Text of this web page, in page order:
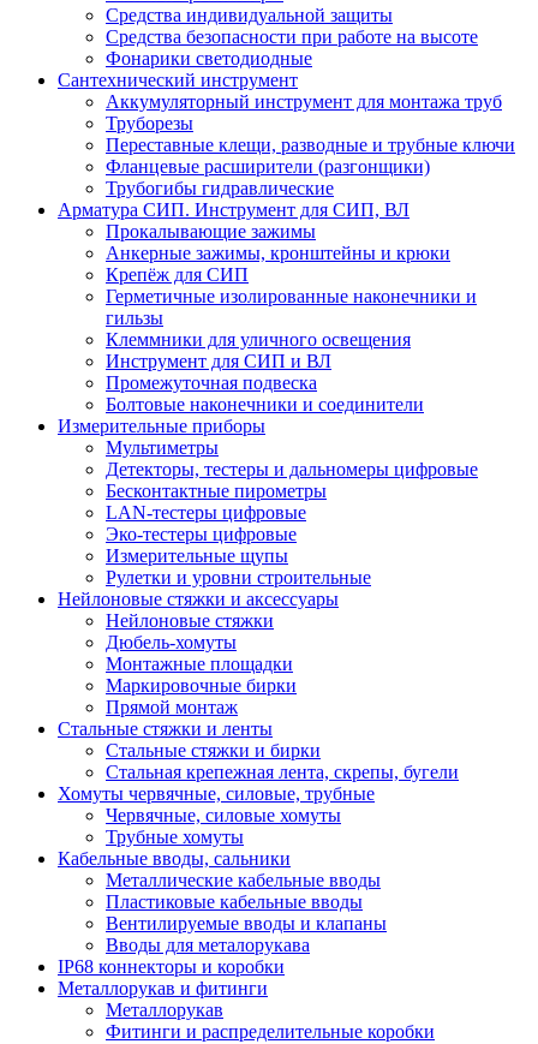
Средства индивидуальной защиты
Средства безопасности при работе на высоте
Фонарики светодиодные
Сантехнический инструмент
Аккумуляторный инструмент для монтажа труб
Труборезы
Переставные клещи, разводные и трубные ключи
Фланцевые расширители (разгонщики)
Трубогибы гидравлические
Арматура СИП. Инструмент для СИП, ВЛ
Прокалывающие зажимы
Анкерные зажимы, кронштейны и крюки
Крепёж для СИП
Герметичные изолированные наконечники и
гильзы
Клеммники для уличного освещения
Инструмент для СИП и ВЛ
Промежуточная подвеска
Болтовые наконечники и соединители
Измерительные приборы
Мультиметры
Детекторы, тестеры и дальномеры цифровые
Бесконтактные пирометры
LAN-тестеры цифровые
Эко-тестеры цифровые
Измерительные щупы
Рулетки и уровни строительные
Нейлоновые стяжки и аксессуары
Нейлоновые стяжки
Дюбель-хомуты
Монтажные площадки
Маркировочные бирки
Прямой монтаж
Стальные стяжки и ленты
Стальные стяжки и бирки
Стальная крепежная лента, скрепы, бугели
Хомуты червячные, силовые, трубные
Червячные, силовые хомуты
Трубные хомуты
Кабельные вводы, сальники
Металлические кабельные вводы
Пластиковые кабельные вводы
Вентилируемые вводы и клапаны
Вводы для металорукава
IP68 коннекторы и коробки
Металлорукав и фитинги
Металлорукав
Фитинги и распределительные коробки